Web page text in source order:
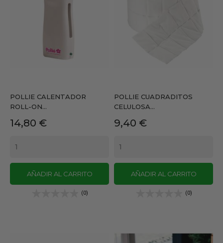
POLLIE CALENTADOR
ROLL-ON...
Precio
14,80 €
AÑADIR AL CARRITO
(0)
POLLIE CUADRADITOS
CELULOSA...
Precio
9,40 €
AÑADIR AL CARRITO
(0)